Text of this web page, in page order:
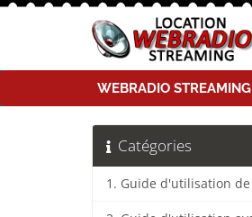
WEBRADIO STREAMING
Catégories